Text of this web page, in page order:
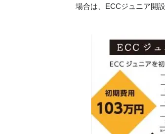
場合は、ECCジュニア開